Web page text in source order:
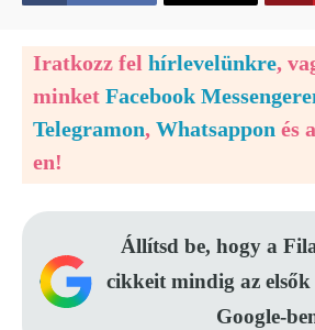
Iratkozz fel hírlevelünkre,
minket Facebook
Telegramon, Whatsappon és a
en!
Állítsd be, hogy a
cikkeit mindig az
Google-